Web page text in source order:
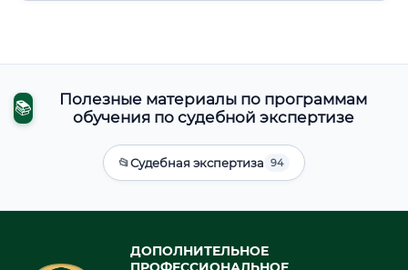
📚
Полезные материалы по программам
обучения по судебной экспертизе
📂Судебная экспертиза 94
ДОПОЛНИТЕЛЬНОЕ